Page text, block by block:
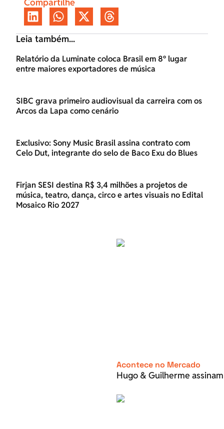
Compartilhe
Leia também...
Relatório da Luminate coloca Brasil em 8º lugar
entre maiores exportadores de música
SIBC grava primeiro audiovisual da carreira com os
Arcos da Lapa como cenário
Exclusivo: Sony Music Brasil assina contrato com
Celo Dut, integrante do selo de Baco Exu do Blues
Firjan SESI destina R$ 3,4 milhões a projetos de
música, teatro, dança, circo e artes visuais no Edital
Mosaico Rio 2027
Acontece no Mercado
Hugo & Guilherme